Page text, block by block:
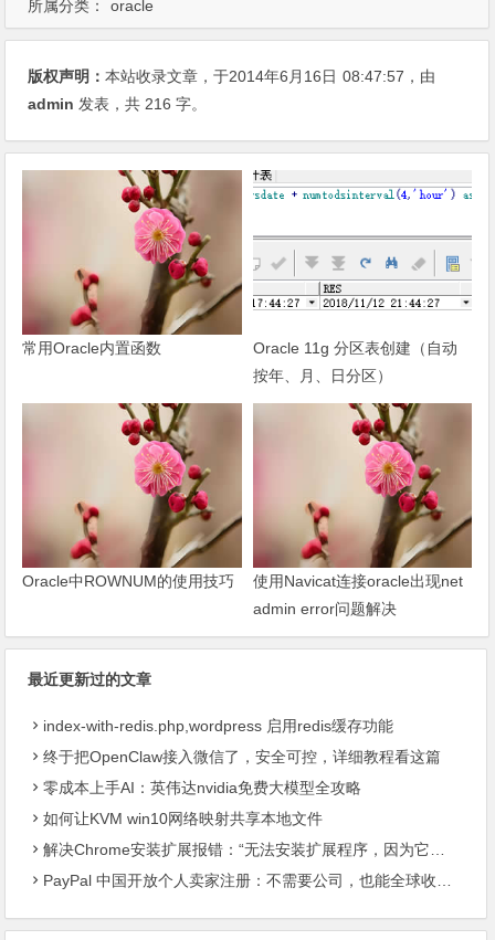
所属分类： oracle
版权声明：本站收录文章，于2014年6月16日 08:47:57 ，由
admin 发表，共 216 字。
常用Oracle内置函数
Oracle 11g 分区表创建（自动
按年、月、日分区）
Oracle中ROWNUM的使用技巧
使用Navicat连接oracle出现net
admin error问题解决
最近更新过的文章
index-with-redis.php,wordpress 启用redis缓存功能
终于把OpenClaw接入微信了，安全可控，详细教程看这篇
零成本上手AI：英伟达nvidia免费大模型全攻略
如何让KVM win10网络映射共享本地文件
解决Chrome安装扩展报错：“无法安装扩展程序，因为它使用了不受支持的清单版本“
PayPal 中国开放个人卖家注册：不需要公司，也能全球收款了